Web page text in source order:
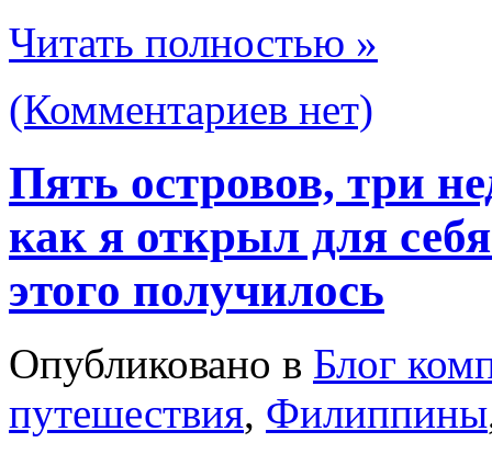
Читать полностью »
(Комментариев нет)
Пять островов, три
как я открыл для
этого получилось
Опубликовано в Блог
путешествия, Филиппины